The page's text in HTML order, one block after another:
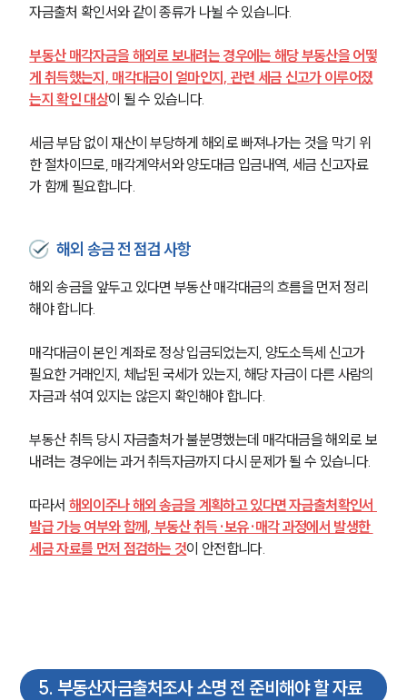
자금출처 확인서와 같이 종류가 나뉠 수 있습니다.
부동산 매각자금을 해외로 보내려는 경우에는 해당 부동산을 어떻
게 취득했는지, 매각대금이 얼마인지, 관련 세금 신고가 이루어졌
는지 확인 대상이 될 수 있습니다.
세금 부담 없이 재산이 부당하게 해외로 빠져나가는 것을 막기 위
한 절차이므로, 매각계약서와 양도대금 입금내역, 세금 신고자료
가 함께 필요합니다.
해외 송금 전 점검 사항
해외 송금을 앞두고 있다면 부동산 매각대금의 흐름을 먼저 정리
해야 합니다.
매각대금이 본인 계좌로 정상 입금되었는지, 양도소득세 신고가
필요한 거래인지, 체납된 국세가 있는지, 해당 자금이 다른 사람의
자금과 섞여 있지는 않은지 확인해야 합니다.
부동산 취득 당시 자금출처가 불분명했는데 매각대금을 해외로 보
내려는 경우에는 과거 취득자금까지 다시 문제가 될 수 있습니다.
따라서 해외이주나 해외 송금을 계획하고 있다면 자금출처확인서
발급 가능 여부와 함께, 부동산 취득·보유·매각 과정에서 발생한
세금 자료를 먼저 점검하는 것이 안전합니다.
5. 부동산자금출처조사 소명 전 준비해야 할 자료